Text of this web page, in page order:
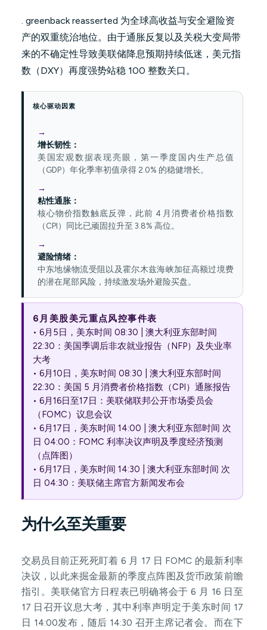
. greenback reasserted 为全球高收益与安全避险资
产的双重统治地位。由于通胀反复以及关税大变局带
来的不确定性导致美联储降息预期持续低迷，美元指
数（DXY）再度强势站稳 100 整数关口。
核心驱动因素
增长韧性：
美国宏观数据表现亮眼，第一季度国内生产总值
（GDP）年化季率初值录得 2.0% 的稳健增长。
粘性通胀：
核心物价指数触底反弹，此前 4 月消费者价格指数
（CPI）同比已顽固拉升至 3.8% 高位。
避险情绪：
中东地缘物流受阻以及霍尔木兹海峡加征高额过境费
的潜在尾部风险，持续激发场外避险买盘。
6月美股美元重点风控事件表
• 6月5日，美东时间 08:30 | 澳大利亚东部时间
22:30：美国季调后非农就业报告（NFP）及失业率
大考
• 6月10日，美东时间 08:30 | 澳大利亚东部时间
22:30：美国 5 月消费者价格指数（CPI）通胀报告
• 6月16日至17日：美联储联邦公开市场委员会
（FOMC）议息会议
• 6月17日，美东时间 14:00 | 澳大利亚东部时间 次
日 04:00：FOMC 利率决议声明及季度经济预测
（点阵图）
• 6月17日，美东时间 14:30 | 澳大利亚东部时间 次
日 04:30：美联储主席官方新闻发布会
为什么至关重要
交易员目前正死死盯着 6 月 17 日 FOMC 的最新利率
决议，以此来掘金最新的季度点阵图及货币政策前瞻
指引。美联储官方日程表已明确将会于 6 月 16 日至
17 日召开议息大考，其中利率声明定于美东时间 17
日 14:00发布，随后 14:30 召开主席记者会。而在下